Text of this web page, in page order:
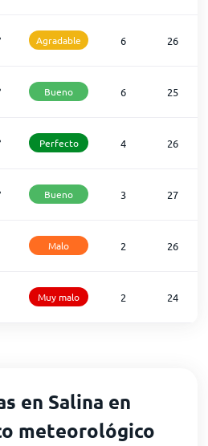
Agradable 6 26
Bueno 6 25
Perfecto 4 26
Bueno 3 27
Malo 2 26
Muy malo 2 24
en Salina en
meteorológico